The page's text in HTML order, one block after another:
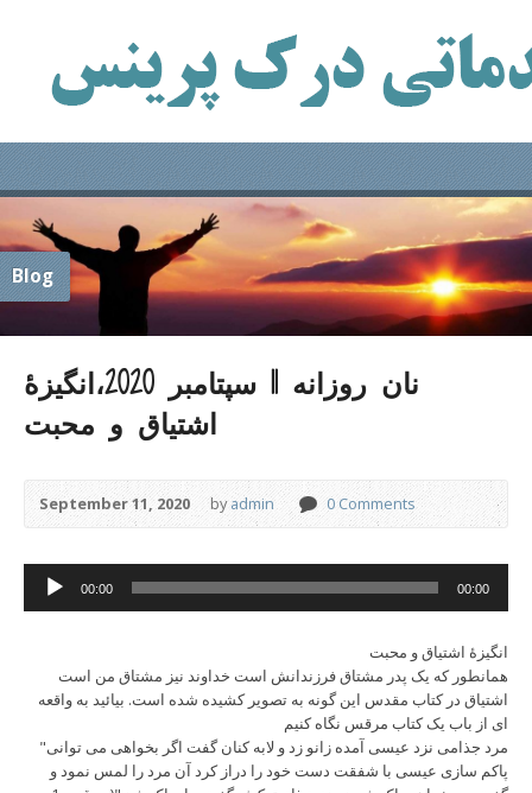
Blog
نان روزانه 11 سپتامبر 2020،انگیزۀ
اشتیاق و محبت
September 11, 2020 byadmin 0 Comments
Audio
Player
00:00 00:00
انگیزۀ اشتیاق و محبت
همانطور که یک پدر مشتاق فرزندانش است خداوند نیز مشتاق من است
اشتیاق در کتاب مقدس این گونه به تصویر کشیده شده است. بیائید به واقعه
ای از باب یک کتاب مرقس نگاه کنیم
"مرد جذامی نزد عیسی آمده زانو زد و لابه کنان گفت اگر بخواهی می توانی
پاکم سازی عیسی با شفقت دست خود را دراز کرد آن مرد را لمس نمود و